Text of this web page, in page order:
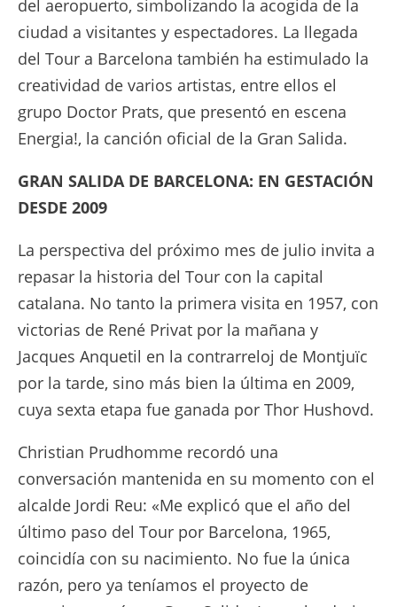
del aeropuerto, simbolizando la acogida de la
ciudad a visitantes y espectadores. La llegada
del Tour a Barcelona también ha estimulado la
creatividad de varios artistas, entre ellos el
grupo Doctor Prats, que presentó en escena
Energia!, la canción oficial de la Gran Salida.
GRAN SALIDA DE BARCELONA: EN GESTACIÓN
DESDE 2009
La perspectiva del próximo mes de julio invita a
repasar la historia del Tour con la capital
catalana. No tanto la primera visita en 1957, con
victorias de René Privat por la mañana y
Jacques Anquetil en la contrarreloj de Montjuïc
por la tarde, sino más bien la última en 2009,
cuya sexta etapa fue ganada por Thor Hushovd.
Christian Prudhomme recordó una
conversación mantenida en su momento con el
alcalde Jordi Reu: «Me explicó que el año del
último paso del Tour por Barcelona, 1965,
coincidía con su nacimiento. No fue la única
razón, pero ya teníamos el proyecto de